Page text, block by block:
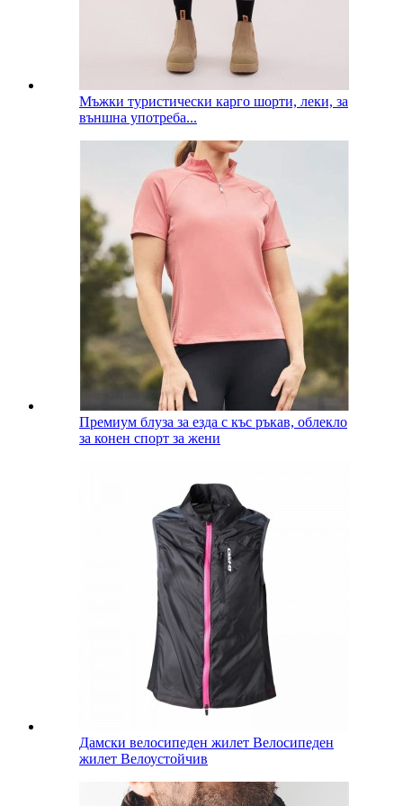
Мъжки туристически карго шорти, леки, за
външна употреба...
Премиум блуза за езда с къс ръкав, облекло
за конен спорт за жени
Дамски велосипеден жилет Велосипеден
жилет Велоустойчив